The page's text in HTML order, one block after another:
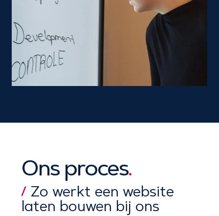
Ons proces.
Zo werkt een website
laten bouwen bij ons